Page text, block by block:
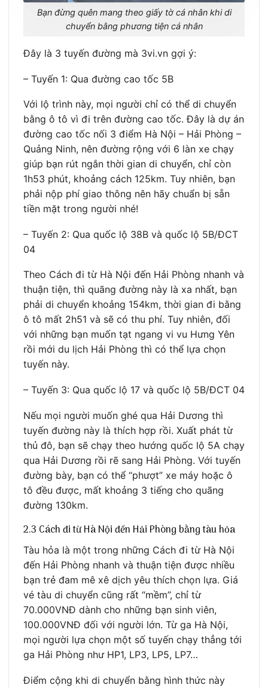
Bạn đừng quên mang theo giấy tờ cá nhân khi di
chuyển bằng phương tiện cá nhân
Đây là 3 tuyến đường mà 3vi.vn gợi ý:
– Tuyến 1: Qua đường cao tốc 5B
Với lộ trình này, mọi người chỉ có thể di chuyển
bằng ô tô vì đi trên đường cao tốc. Đây là dự án
đường cao tốc nối 3 điểm Hà Nội – Hải Phòng –
Quảng Ninh, nên đường rộng với 6 làn xe chạy
giúp bạn rút ngắn thời gian di chuyển, chỉ còn
1h53 phút, khoảng cách 125km. Tuy nhiên, bạn
phải nộp phí giao thông nên hãy chuẩn bị sẵn
tiền mặt trong người nhé!
– Tuyến 2: Qua quốc lộ 38B và quốc lộ 5B/ĐCT
04
Theo Cách đi từ Hà Nội đến Hải Phòng nhanh và
thuận tiện, thì quãng đường này là xa nhất, bạn
phải di chuyển khoảng 154km, thời gian đi bằng
ô tô mất 2h51 và sẽ có thu phí. Tuy nhiên, đối
với những bạn muốn tạt ngang vi vu Hưng Yên
rồi mới du lịch Hải Phòng thì có thể lựa chọn
tuyến này.
– Tuyến 3: Qua quốc lộ 17 và quốc lộ 5B/ĐCT 04
Nếu mọi người muốn ghé qua Hải Dương thì
tuyến đường này là thích hợp rồi. Xuất phát từ
thủ đô, bạn sẽ chạy theo hướng quốc lộ 5A chạy
qua Hải Dương rồi rẽ sang Hải Phòng. Với tuyến
đường bày, bạn có thể “phượt” xe máy hoặc ô
tô đều được, mất khoảng 3 tiếng cho quãng
đường 130km.
2.3 Cách đi từ Hà Nội đến Hải Phòng bằng tàu hỏa
Tàu hỏa là một trong những Cách đi từ Hà Nội
đến Hải Phòng nhanh và thuận tiện được nhiều
bạn trẻ đam mê xê dịch yêu thích chọn lựa. Giá
vé tàu di chuyển cũng rất “mềm”, chỉ từ
70.000VNĐ dành cho những bạn sinh viên,
100.000VNĐ đối với người lớn. Từ ga Hà Nội,
mọi người lựa chọn một số tuyến chạy thẳng tới
ga Hải Phòng như HP1, LP3, LP5, LP7…
Điểm cộng khi di chuyển bằng hình thức này